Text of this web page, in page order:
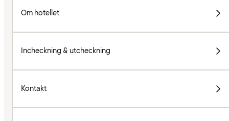
Om hotellet
Incheckning & utcheckning
Kontakt